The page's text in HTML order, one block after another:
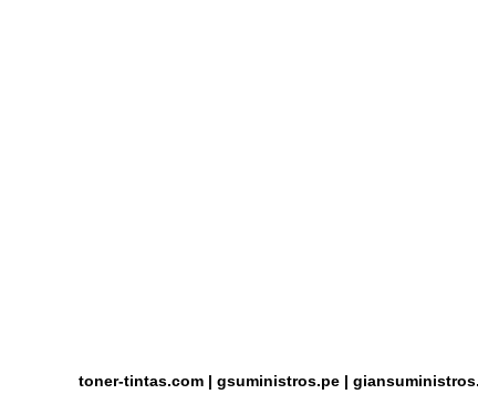
toner-tintas.com |gsuministros.pe |